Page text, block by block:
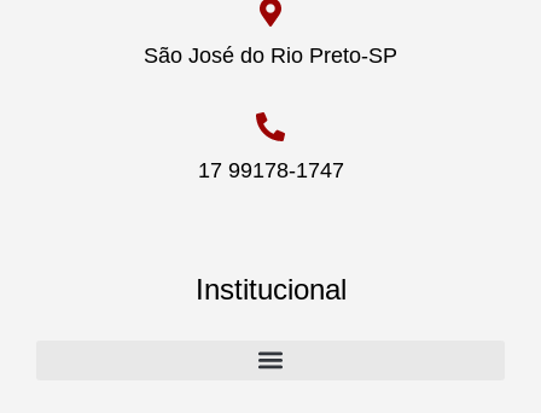
São José do Rio Preto-SP
17 99178-1747
Institucional